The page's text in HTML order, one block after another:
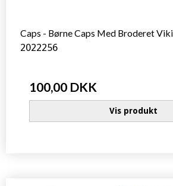
Caps - Børne Caps Med Broderet
2022256
100,00 DKK
Vis produkt